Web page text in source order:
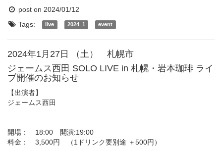
post on 2024/01/12
Tags:
live 2024_1 event
2024年1月27日 （土） 札幌市
ジェームス西田 SOLO LIVE in 札幌・岩本珈琲 ライ
ブ開催のお知らせ
【出演者】
ジェームス西田
開場： 18:00 開演:19:00
料金： 3,500円 （1ドリンク要別途 ＋500円）